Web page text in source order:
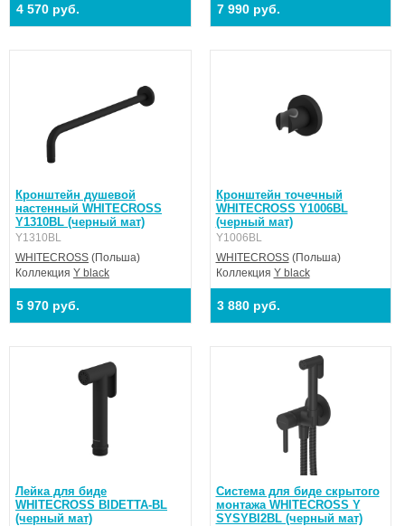
4 570 руб. 7 990 руб.
Кронштейн душевой
настенный WHITECROSS
Y1310BL (черный мат)
Y1310BL
WHITECROSS (Польша)
Коллекция Y black
5 970 руб.
Кронштейн точечный
WHITECROSS Y1006BL
(черный мат)
Y1006BL
WHITECROSS(Польша)
Коллекция Y black
3 880 руб.
Лейка для биде
WHITECROSS BIDETTA-BL
(черный мат)
Система для биде скрытого
монтажа WHITECROSS Y
SYSYBI2BL (черный мат)